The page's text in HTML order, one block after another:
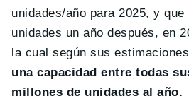
unidades/año para 2025, y
unidades un año después, en
la cual según sus
una capacidad entre todas
millones de unidades al año.